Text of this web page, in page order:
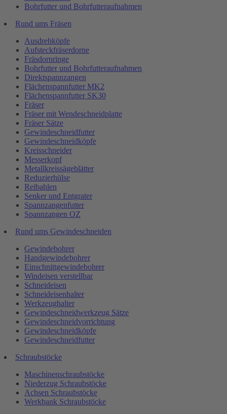
Bohrfutter und Bohrfutteraufnahmen
Rund ums Fräsen
Ausdrehköpfe
Aufsteckfräserdorne
Fräsdornringe
Bohrfutter und Bohrfutteraufnahmen
Direktspannzangen
Flächenspannfutter MK2
Flächenspannfutter SK30
Fräser
Fräser mit Wendeschneidplatte
Fräser Sätze
Gewindeschneidfutter
Gewindeschneidköpfe
Kreisschneider
Messerkopf
Metallkreissägeblätter
Reduzierhülse
Reibahlen
Senker und Entgrater
Spannzangenfutter
Spannzangen OZ
Rund ums Gewindeschneiden
Gewindebohrer
Handgewindebohrer
Einschnittgewindebohrer
Windeisen verstellbar
Schneideisen
Schneideisenhalter
Werkzeughalter
Gewindeschneidwerkzeug Sätze
Gewindeschneidvorrichtung
Gewindeschneidköpfe
Gewindeschneidfutter
Schraubstöcke
Maschinenschraubstöcke
Niederzug Schraubstöcke
Achsen Schraubstöcke
Werkbank Schraubstöcke